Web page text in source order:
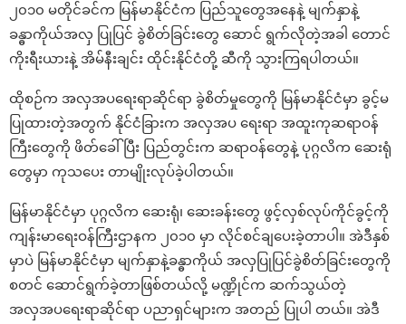
၂၀၁၀ မတိုင်ခင်က မြန်မာနိုင်ငံက ပြည်သူတွေအနေနဲ့ မျက်နှာနဲ့
ခန္ဓာကိုယ်အလှ ပြုပြင် ခွဲစိတ်ခြင်းတွေ ဆောင် ရွက်လိုတဲ့အခါ တောင်
ကိုးရီးယားနဲ့ အိမ်နီးချင်း ထိုင်းနိုင်ငံတို့ ဆီကို သွားကြရပါတယ်။
ထိုစဉ်က အလှအပရေးရာဆိုင်ရာ ခွဲစိတ်မှုတွေကို မြန်မာနိုင်ငံမှာ ခွင့်မ
ပြုထားတဲ့အတွက် နိုင်ငံခြားက အလှအပ ရေးရာ အထူးကုဆရာဝန်
ကြီးတွေကို ဖိတ်ခေါ်ပြီး ပြည်တွင်းက ဆရာဝန်တွေနဲ့ ပုဂ္ဂလိက ဆေးရုံ
တွေမှာ ကုသပေး တာမျိုးလုပ်ခဲ့ပါတယ်။
မြန်မာနိုင်ငံမှာ ပုဂ္ဂလိက ဆေးရုံ၊ ဆေးခန်းတွေ ဖွင့်လှစ်လုပ်ကိုင်ခွင့်ကို
ကျန်းမာရေးဝန်ကြီးဌာနက ၂၀၁၀ မှာ လိုင်စင်ချပေးခဲ့တာပါ။ အဲဒီနှစ်
မှာပဲ မြန်မာနိုင်ငံမှာ မျက်နှာနဲ့ခန္ဓာကိုယ် အလှပြုပြင်ခွဲစိတ်ခြင်းတွေကို
စတင် ဆောင်ရွက်ခဲ့တာဖြစ်တယ်လို့ မဏ္ဍိုင်က ဆက်သွယ်တဲ့
အလှအပရေးရာဆိုင်ရာ ပညာရှင်များက အတည် ပြုပါ တယ်။ အဲဒီ